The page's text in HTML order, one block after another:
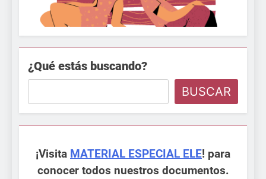
¿Qué estás buscando?
BUSCAR
¡Visita MATERIAL ESPECIAL ELE! para
conocer todos nuestros documentos.